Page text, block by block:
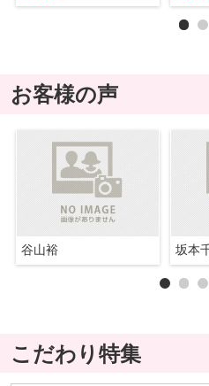
お客様の声
谷山裕 坂本
こだわり特集